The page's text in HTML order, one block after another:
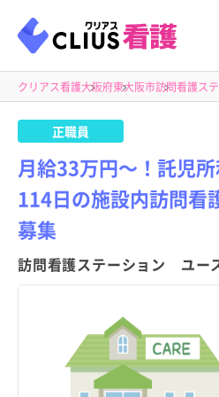
クリアス看護大阪府東大阪市訪問看護ス
正職員
月給33万円～！託児
114日の施設内訪問看
募集
訪問看護ステーション ユー